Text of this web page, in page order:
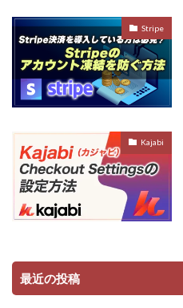
Stripe
Kajabi
最近の投稿